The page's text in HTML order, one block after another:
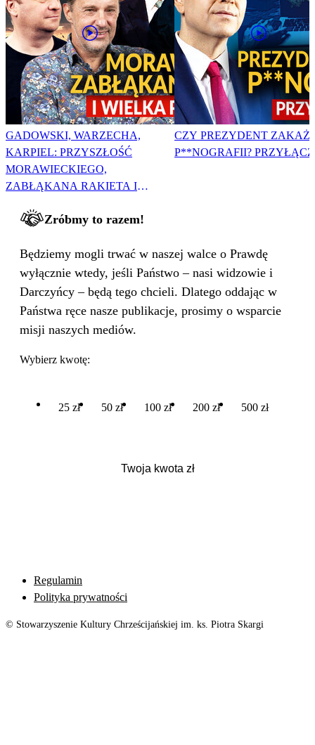
GADOWSKI, WARZECHA,
KARPIEL: PRZYSZŁOŚĆ
MORAWIECKIEGO,
ZABŁĄKANA RAKIETA I
CZY PREZYDENT
P**NOGRAFII?
Zróbmy to razem!
Będziemy mogli trwać w naszej walce o Prawdę
wyłącznie wtedy, jeśli Państwo – nasi widzowie i
Darczyńcy – będą tego chcieli. Dlatego oddając w
Państwa ręce nasze publikacje, prosimy o wsparcie
misji naszych mediów.
Wybierz kwotę:
25 zł 50 zł 100 zł 200 zł 500 zł
Regulamin
Polityka prywatności
© Stowarzyszenie Kultury Chrześcijańskiej im. ks. Piotra Skargi